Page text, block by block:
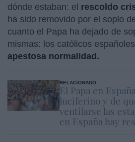
dónde estaban: el rescoldo
ha sido removido por el soplo
cuanto el Papa ha dejado de
mismas: los católicos
apestosa normalidad.
RELACIONADO
El Papa en
luciferino y de
ventilarse las
en España hay